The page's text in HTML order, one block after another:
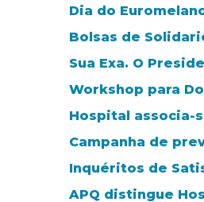
Dia do
Bolsas de
Sua Exa. O
Workshop para
Hospital associa-
Campanha de
Inquéritos de
APQ distingue